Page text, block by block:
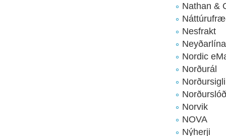
Nathan &
Nesfrakt
Nordic
Norðurál
Norvik
NOVA
Nýherji